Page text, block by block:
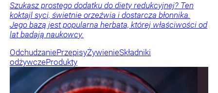
Szukasz prostego dodatku do diety redukcyjnej? Ten
koktajl syci, świetnie orzeźwia i dostarcza błonnika.
Jego bazą jest popularna herbata, której właściwości od
lat badają naukowcy.
OdchudzaniePrzepisyŻywienieSkładniki
odżywczeProdukty